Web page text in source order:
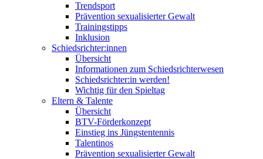
Trendsport
Prävention sexualisierter Gewalt
Trainingstipps
Inklusion
Schiedsrichter:innen
Übersicht
Informationen zum Schiedsrichterwesen
Schiedsrichter:in werden!
Wichtig für den Spieltag
Eltern & Talente
Übersicht
BTV-Förderkonzept
Einstieg ins Jüngstentennis
Talentinos
Prävention sexualisierter Gewalt